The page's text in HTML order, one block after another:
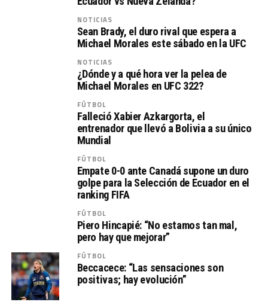
NOTICIAS
Sean Brady, el duro rival que espera a
Michael Morales este sábado en la UFC
NOTICIAS
¿Dónde y a qué hora ver la pelea de
Michael Morales en UFC 322?
FÚTBOL
Falleció Xabier Azkargorta, el
entrenador que llevó a Bolivia a su único
Mundial
FÚTBOL
Empate 0-0 ante Canadá supone un duro
golpe para la Selección de Ecuador en el
ranking FIFA
FÚTBOL
Piero Hincapié: “No estamos tan mal,
pero hay que mejorar”
FÚTBOL
Beccacece: “Las sensaciones son
positivas; hay evolución”